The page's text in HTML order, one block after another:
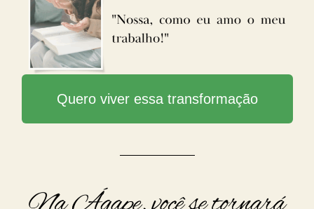
Quero viver essa transformação